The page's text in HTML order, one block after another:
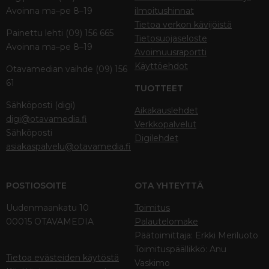
Avoinna ma–pe 8–19
Painettu lehti (09) 156 665
Avoinna ma–pe 8–19
Otavamedian vaihde (09) 156
61
Sähköposti (digi)
digi@otavamedia.fi
Sähköposti
asiakaspalvelu@otavamedia.fi
ilmoitushinnat
Tietoa verkon kävijöistä
Tietosuojaseloste
Avoimuusraportti
Käyttöehdot
TUOTTEET
Aikakauslehdet
Verkkopalvelut
Digilehdet
POSTIOSOITE
Uudenmaankatu 10
00015 OTAVAMEDIA
Tietoa evästeiden käytöstä
OTA YHTEYTTÄ
Toimitus
Palautelomake
Päätoimittaja: Erkki Meriluoto
Toimituspäällikkö: Anu
Vaskimo